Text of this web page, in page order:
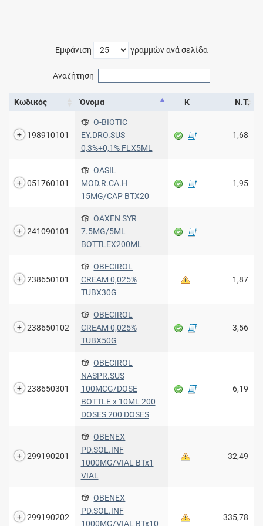
Εμφάνιση γραμμών ανά σελίδα
Αναζήτηση
Κωδικός Όνομα Κ Ν.Τ.
198910101
O-BIOTIC
EY.DRO.SUS
0,3%+0,1% FLX5ML
1,68
051760101
OASIL
MOD.R.CA.H
15MG/CAP BTX20
1,95
241090101
OAXEN SYR
7.5MG/5ML
BOTTLEX200ML
238650101
OBECIROL
CREAM 0,025%
TUBX30G
1,87
238650102
OBECIROL
CREAM 0,025%
TUBX50G
3,56
238650301
OBECIROL
NASPR.SUS
100MCG/DOSE
BOTTLE x 10ML 200
DOSES 200 DOSES
6,19
299190201
OBENEX
PD.SOL.INF
1000MG/VIAL BTx1
VIAL
32,49
299190202
OBENEX
PD.SOL.INF
1000MG/VIAL BTx10
335,78